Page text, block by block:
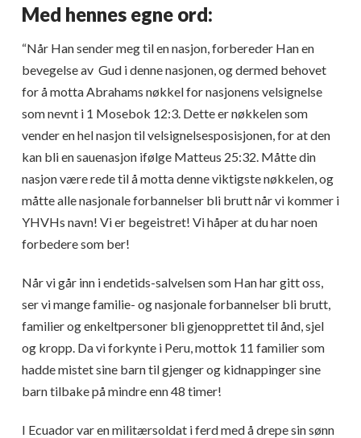
Med hennes egne ord:
“Når Han sender meg til en nasjon, forbereder Han en
bevegelse av Gud i denne nasjonen, og dermed behovet
for å motta Abrahams nøkkel for nasjonens velsignelse
som nevnt i 1 Mosebok 12:3. Dette er nøkkelen som
vender en hel nasjon til velsignelsesposisjonen, for at den
kan bli en sauenasjon ifølge Matteus 25:32. Måtte din
nasjon være rede til å motta denne viktigste nøkkelen, og
måtte alle nasjonale forbannelser bli brutt når vi kommer i
YHVHs navn! Vi er begeistret! Vi håper at du har noen
forbedere som ber!
Når vi går inn i endetids-salvelsen som Han har gitt oss,
ser vi mange familie- og nasjonale forbannelser bli brutt,
familier og enkeltpersoner bli gjenopprettet til ånd, sjel
og kropp. Da vi forkynte i Peru, mottok 11 familier som
hadde mistet sine barn til gjenger og kidnappinger sine
barn tilbake på mindre enn 48 timer!
I Ecuador var en militærsoldat i ferd med å drepe sin sønn